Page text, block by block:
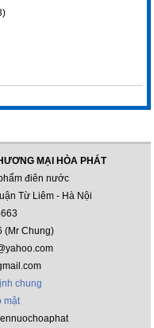
MẠI HÒA PHÁT
điên nước
Từ Liêm - Hà Nội
(Mr Chung)
chung
mật